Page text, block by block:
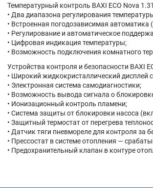
Температурный контроль BAXI ECO Nova
• Два диапазона регулирования
• Встроенная погодозависимая
• Регулирование и автоматическое
• Цифровая индикация температуры;
• Возможность подключения комнатного
Устройства контроля и безопасности BAXI
• Широкий жидкокристаллический дисплей
• Электронная система самодиагностики;
• Возможность вывода сигнала о
• Ионизационный контроль пламени;
• Система защиты от блокировки насоса
• Защитный термостат от перегрева
• Датчик тяги пневмореле для контроля за
• Прессостат в системе отопления —
• Предохранительный клапан в контуре